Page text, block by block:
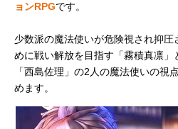
ョンRPGです。
少数派の魔法使いが危険視され抑
めに戦い解放を目指す「霧積真凛」
「西島佐理」の2人の魔法使いの視
めます。